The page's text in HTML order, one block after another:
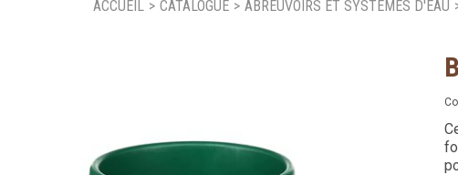
ACCUEIL > CATALOGUE > ABREUVOIRS ET SYSTÈMES D'EAU